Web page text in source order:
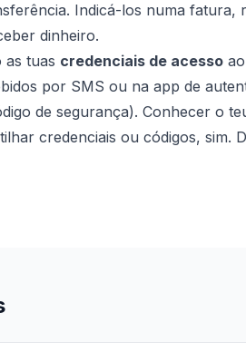
Indicá-los numa fatura,
dinheiro.
as tuas credenciais de acesso
por SMS ou na app de
de segurança). Conhecer o
credenciais ou códigos, sim.